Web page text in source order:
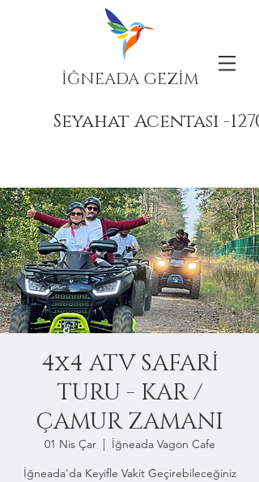
İĞNEADA GEZİM
Seyahat Acentası -
4x4 ATV SAFARİ
TURU - KAR /
ÇAMUR ZAMANI
01 Nis Çar
  |
İğneada Vagon Cafe
İğneada'da Keyifle Vakit Geçirebileceğiniz